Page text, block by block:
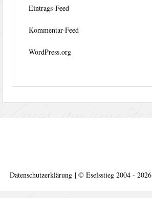
Eintrags-Feed
Kommentar-Feed
WordPress.org
Datenschutzerklärung | ©Eselsstieg 2004 - 2026